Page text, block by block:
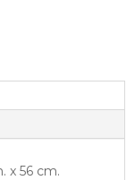
x 56 cm.